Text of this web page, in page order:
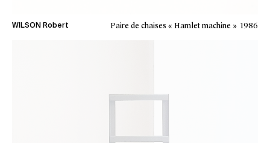
WILSON Robert Paire de chaises « Hamlet machine » 1986